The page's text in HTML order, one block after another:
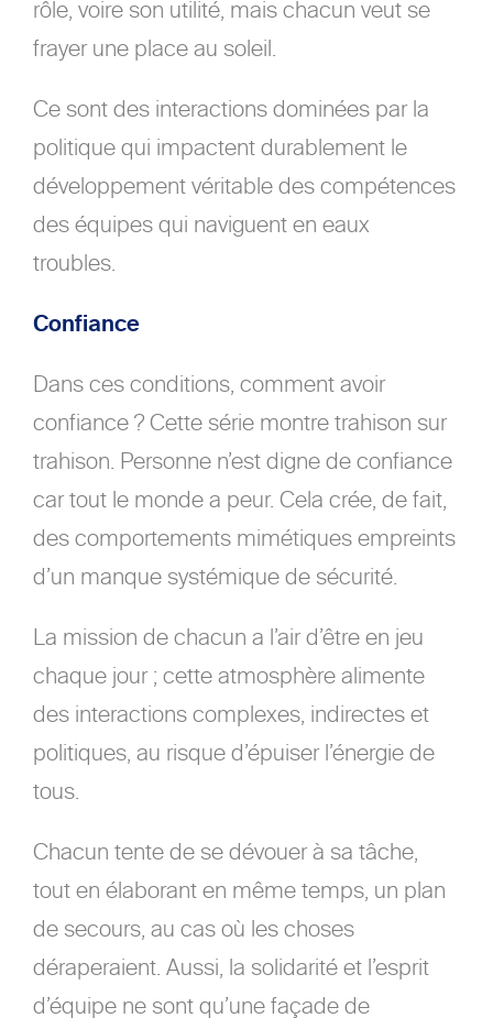
rôle, voire son utilité, mais chacun veut se
frayer une place au soleil.
Ce sont des interactions dominées par la
politique qui impactent durablement le
développement véritable des compétences
des équipes qui naviguent en eaux
troubles.
Confiance
Dans ces conditions, comment avoir
confiance ? Cette série montre trahison sur
trahison. Personne n’est digne de confiance
car tout le monde a peur. Cela crée, de fait,
des comportements mimétiques empreints
d’un manque systémique de sécurité.
La mission de chacun a l’air d’être en jeu
chaque jour ; cette atmosphère alimente
des interactions complexes, indirectes et
politiques, au risque d’épuiser l’énergie de
tous.
Chacun tente de se dévouer à sa tâche,
tout en élaborant en même temps, un plan
de secours, au cas où les choses
déraperaient. Aussi, la solidarité et l’esprit
d’équipe ne sont qu’une façade de